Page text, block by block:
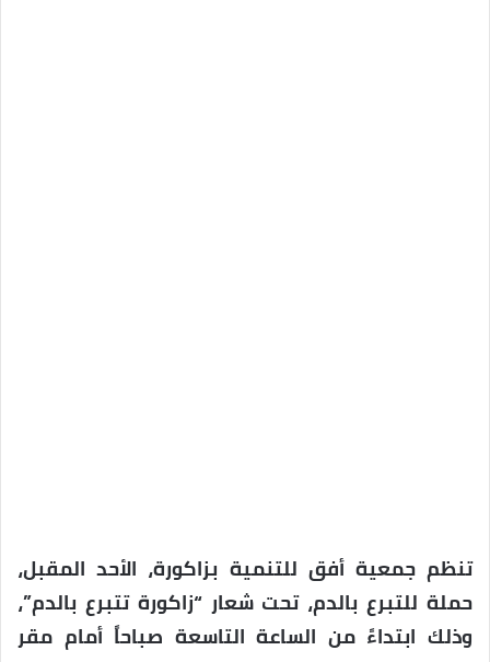
تنظم جمعية أفق للتنمية بزاكورة، الأحد المقبل،
حملة للتبرع بالدم، تحت شعار “زاكورة تتبرع بالدم”،
وذلك ابتداءً من الساعة التاسعة صباحاً أمام مقر